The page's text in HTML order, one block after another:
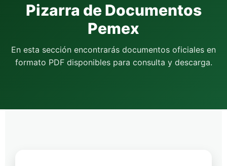
Pizarra de Documentos
Pemex
En esta sección encontrarás documentos oficiales en
formato PDF disponibles para consulta y descarga.